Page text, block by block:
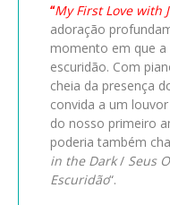
“My First Love with
adoração
momento em que a
escuridão. Com
cheia da presença
convida a um
do nosso primeiro
poderia também
in the Dark/ Seus
Escuridão“.